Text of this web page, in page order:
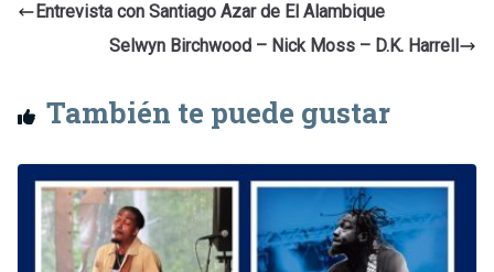
Entrevista con Santiago Azar de El Alambique
Selwyn Birchwood – Nick Moss – D.K. Harrell
También te puede gustar